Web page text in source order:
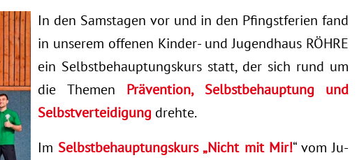
In den Samstagen vor und in den Pfingstferien fand
in unserem offenen Kinder- und Jugendhaus RÖHRE
ein Selbstbehauptungskurs statt, der sich rund um
die Themen Prävention, Selbstbehauptung und
Selbstverteidigung drehte.
Im Selbstbehauptungskurs „Nicht mit Mir!“ vom Ju-